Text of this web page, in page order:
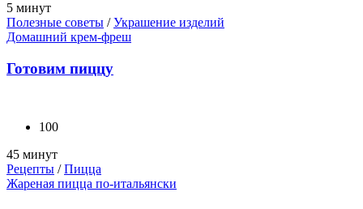
5 минут
Полезные советы /Украшение изделий
Домашний крем-фреш
Готовим пиццу
100
45 минут
Рецепты /Пицца
Жареная пицца по-итальянски